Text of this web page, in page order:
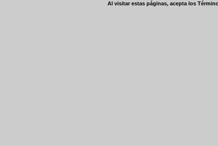
Al visitar estas páginas, acepta los